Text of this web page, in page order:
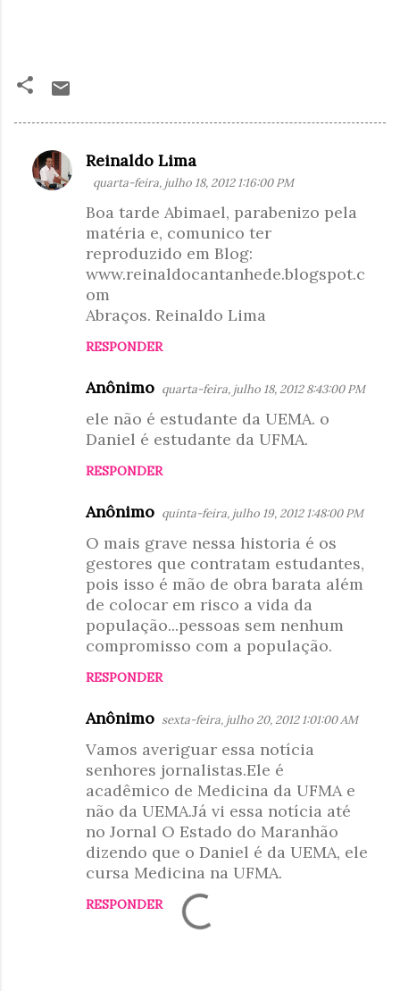
C
o
Reinaldo Lima
quarta-feira, julho 18, 2012 1:16:00 PM
Boa tarde Abimael, parabenizo pela
matéria e, comunico ter
reproduzido em Blog:
www.reinaldocantanhede.blogspot.c
om
Abraços. Reinaldo Lima
RESPONDER
Anônimo quarta-feira, julho 18, 2012 8:43:00 PM
ele não é estudante da UEMA. o
Daniel é estudante da UFMA.
RESPONDER
Anônimo quinta-feira, julho 19, 2012 1:48:00 PM
O mais grave nessa historia é os
gestores que contratam estudantes,
pois isso é mão de obra barata além
de colocar em risco a vida da
população...pessoas sem nenhum
compromisso com a população.
RESPONDER
Anônimo sexta-feira, julho 20, 2012 1:01:00 AM
Vamos averiguar essa notícia
senhores jornalistas.Ele é
acadêmico de Medicina da UFMA e
não da UEMA.Já vi essa notícia até
no Jornal O Estado do Maranhão
dizendo que o Daniel é da UEMA, ele
cursa Medicina na UFMA.
RESPONDER